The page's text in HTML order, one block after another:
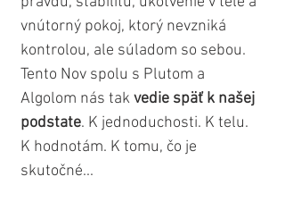
vnútorný pokoj, ktorý nevzniká
kontrolou, ale súladom so sebou.
Tento Nov spolu s Plutom a
Algolom nás tak vedie späť k našej
podstate. K jednoduchosti. K telu.
K hodnotám. K tomu, čo je
skutočné...